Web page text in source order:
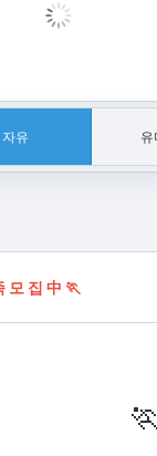
자유 유
모 집 中 🏃